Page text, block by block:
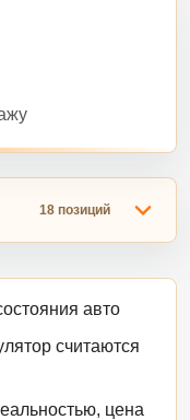
18 позиций
авто
считаются
цена